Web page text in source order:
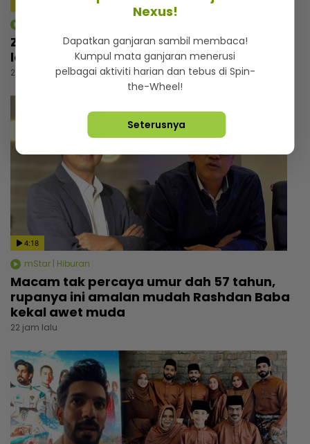
Zizan Razak rancang wujudkan platform
lawak, beri bayangan ‘comeback’ Jozan
20 jam lalu
4:18
mStar | Hiburan
Macam tak percaya umur dah 57 tahun,
rupanya ini amalan mudah Rashdan Baba
kekal awet muda
22 jam lalu
Nexus!
Dapatkan ganjaran sambil membaca!
Kumpul mata ganjaran menerusi
pelbagai aktiviti harian dan tebus di Spin-
the-Wheel!
Seterusnya